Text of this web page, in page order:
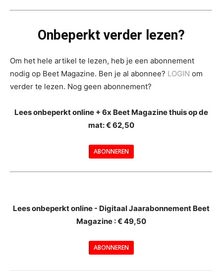
Onbeperkt verder lezen?
Om het hele artikel te lezen, heb je een abonnement
nodig op Beet Magazine. Ben je al abonnee? LOGIN om
verder te lezen. Nog geen abonnement?
Lees onbeperkt online + 6x Beet Magazine thuis op de
mat: € 62,50
ABONNEREN
Lees onbeperkt online - Digitaal Jaarabonnement Beet
Magazine : € 49,50
ABONNEREN